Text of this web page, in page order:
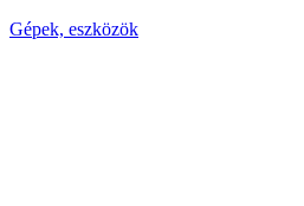
Gépek, eszközök